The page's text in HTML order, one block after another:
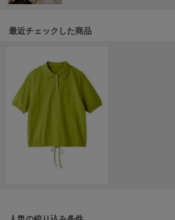
On
オン
オニツカ タイガー
最近チェックした商品